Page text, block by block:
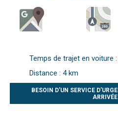
Temps de trajet en voiture
Distance : 4 km
BESOIN D’UN SERVICE
ARRIVÉE